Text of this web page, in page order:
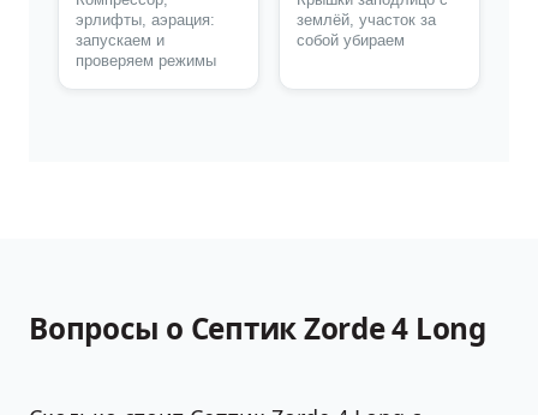
эрлифты, аэрация:
запускаем и
проверяем режимы
землёй, участок за
собой убираем
Вопросы о Септик Zorde 4 Long